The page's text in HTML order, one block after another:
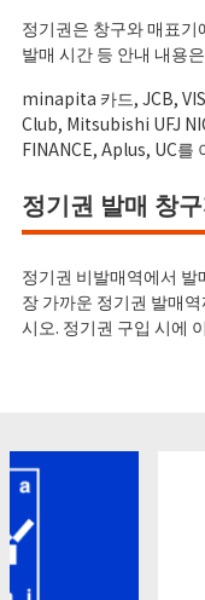
정기권은 창구와 매표기
발매 시간 등 안내 내용은
minapita 카드, JCB,
Club, Mitsubishi UFJ
FINANCE, Aplus, UC를
정기권 발매 창
정기권 비발매역에서
장 가까운 정기권 발매
시오. 정기권 구입 시에